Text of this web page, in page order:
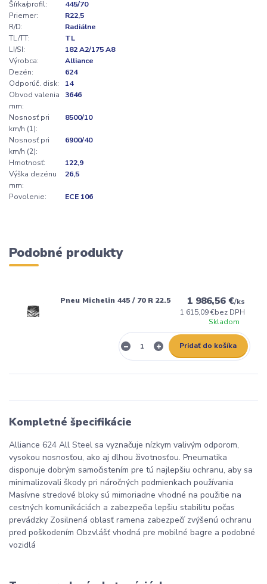
Šírka/profil:
445/70
Priemer:
R22,5
R/D:
Radiálne
TL/TT:
TL
LI/SI:
182 A2/175 A8
Výrobca:
Alliance
Dezén:
624
Odporúč. disk:
14
Obvod valenia
mm:
3646
Nosnosť pri
km/h (1):
8500/10
Nosnosť pri
km/h (2):
6900/40
Hmotnosť:
122,9
Výška dezénu
mm:
26,5
Povolenie: ECE 106
Podobné produkty
Pneu Michelin 445 / 70 R 22.5 1 986,56 €/ks
1 615,09 €bez DPH
Skladom
Pridať do košíka
Kompletné špecifikácie
Alliance 624 All Steel sa vyznačuje nízkym valivým odporom,
vysokou nosnosťou, ako aj dlhou životnosťou. Pneumatika
disponuje dobrým samočistením pre tú najlepšiu ochranu, aby sa
minimalizovali škody pri náročných podmienkach používania
Masívne stredové bloky sú mimoriadne vhodné na použitie na
cestných komunikáciách a zabezpečia lepšiu stabilitu počas
prevádzky Zosilnená oblasť ramena zabezpečí zvýšenú ochranu
pred poškodením Obzvlášť vhodná pre mobilné bagre a podobné
vozidlá